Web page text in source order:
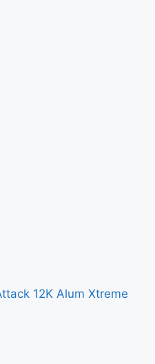
12K Alum Xtreme